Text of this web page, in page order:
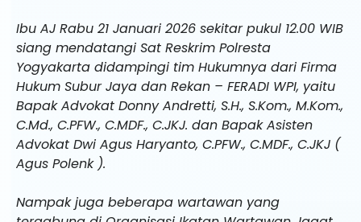
Ibu AJ Rabu 21 Januari 2026 sekitar pukul 12.00 WIB
siang mendatangi Sat Reskrim Polresta
Yogyakarta didampingi tim Hukumnya dari Firma
Hukum Subur Jaya dan Rekan – FERADI WPI, yaitu
Bapak Advokat Donny Andretti, S.H., S.Kom., M.Kom.,
C.Md., C.PFW., C.MDF., C.JKJ. dan Bapak Asisten
Advokat Dwi Agus Haryanto, C.PFW., C.MDF., C.JKJ (
Agus Polenk ).
Nampak juga beberapa wartawan yang